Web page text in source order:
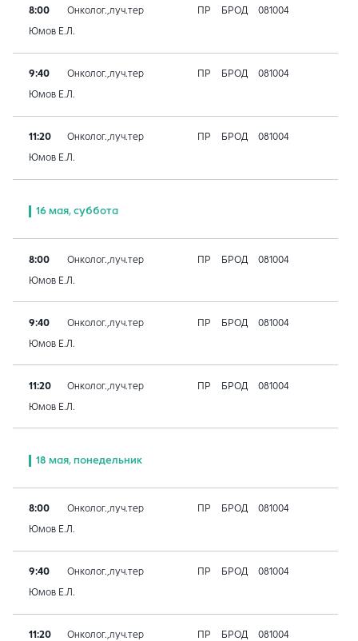
8:00 Онколог.,луч.тер ПР БРОД 081004
Юмов Е.Л.
9:40 Онколог.,луч.тер ПР БРОД 081004
Юмов Е.Л.
11:20 Онколог.,луч.тер ПР БРОД 081004
Юмов Е.Л.
16 мая, суббота
8:00 Онколог.,луч.тер ПР БРОД 081004
Юмов Е.Л.
9:40 Онколог.,луч.тер ПР БРОД 081004
Юмов Е.Л.
11:20 Онколог.,луч.тер ПР БРОД 081004
Юмов Е.Л.
18 мая, понедельник
8:00 Онколог.,луч.тер ПР БРОД 081004
Юмов Е.Л.
9:40 Онколог.,луч.тер ПР БРОД 081004
Юмов Е.Л.
11:20 Онколог.,луч.тер ПР БРОД 081004